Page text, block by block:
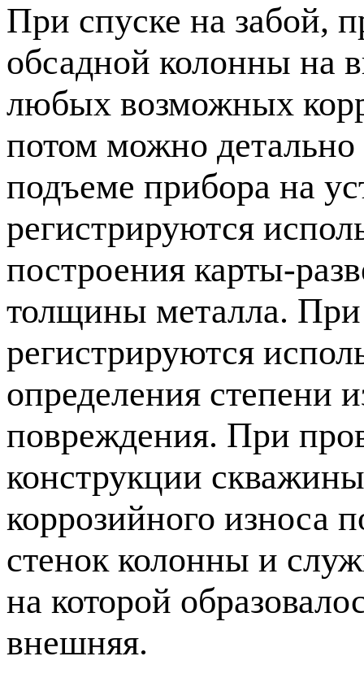
При спуске на забой,
обсадной колонны на
любых возможных
потом можно детально
подъеме прибора на
регистрируются
построения карты-
толщины металла.
регистрируются
определения степени
повреждения. При
конструкции
коррозийного износа
стенок колонны и
на которой
внешняя.